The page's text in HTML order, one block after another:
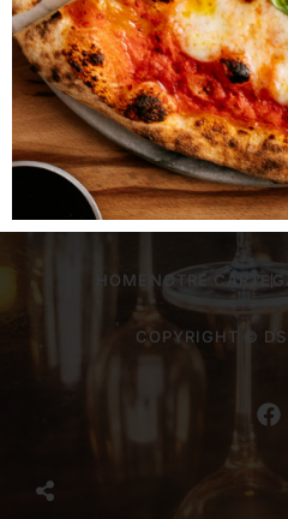
Commander
HOME NOTRE CARTE
COPYRIGHT ©